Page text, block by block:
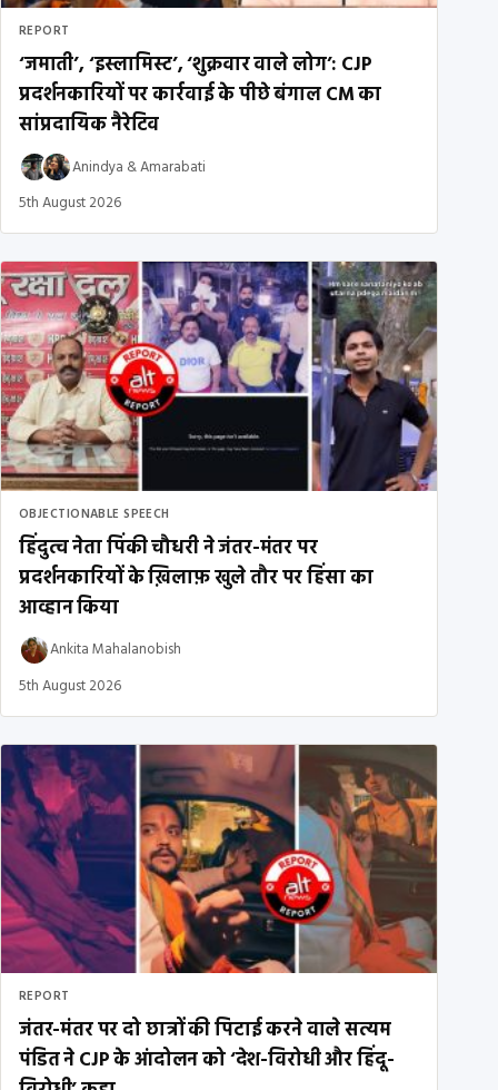
REPORT
‘जमाती’, ‘इस्लामिस्ट’, ‘शुक्रवार वाले लोग’: CJP
प्रदर्शनकारियों पर कार्रवाई के पीछे बंगाल CM का
सांप्रदायिक नैरेटिव
Anindya &Amarabati
5th August 2026
OBJECTIONABLE SPEECH
हिंदुत्व नेता पिंकी चौधरी ने जंतर-मंतर पर
प्रदर्शनकारियों के ख़िलाफ़ खुले तौर पर हिंसा का
आव्हान किया
Ankita Mahalanobish
5th August 2026
REPORT
जंतर-मंतर पर दो छात्रों की पिटाई करने वाले सत्यम
पंडित ने CJP के आंदोलन को ‘देश-विरोधी और हिंदू-